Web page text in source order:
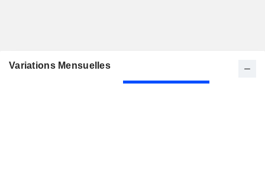
Variations Mensuelles